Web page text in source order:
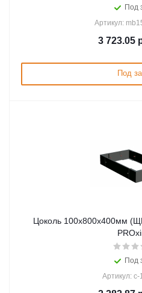
Под
Артикул:
3 723.05
Под
Цоколь 100х800х400мм
Под
Артикул: